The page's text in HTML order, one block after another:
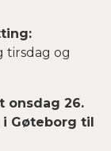
tirsdag og
onsdag 26.
Gøteborg til